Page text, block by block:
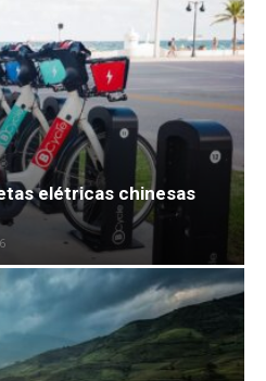
elétricas chinesas